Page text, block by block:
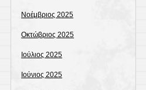
Νοέμβριος 2025
Οκτώβριος 2025
Ιούλιος 2025
Ιούνιος 2025